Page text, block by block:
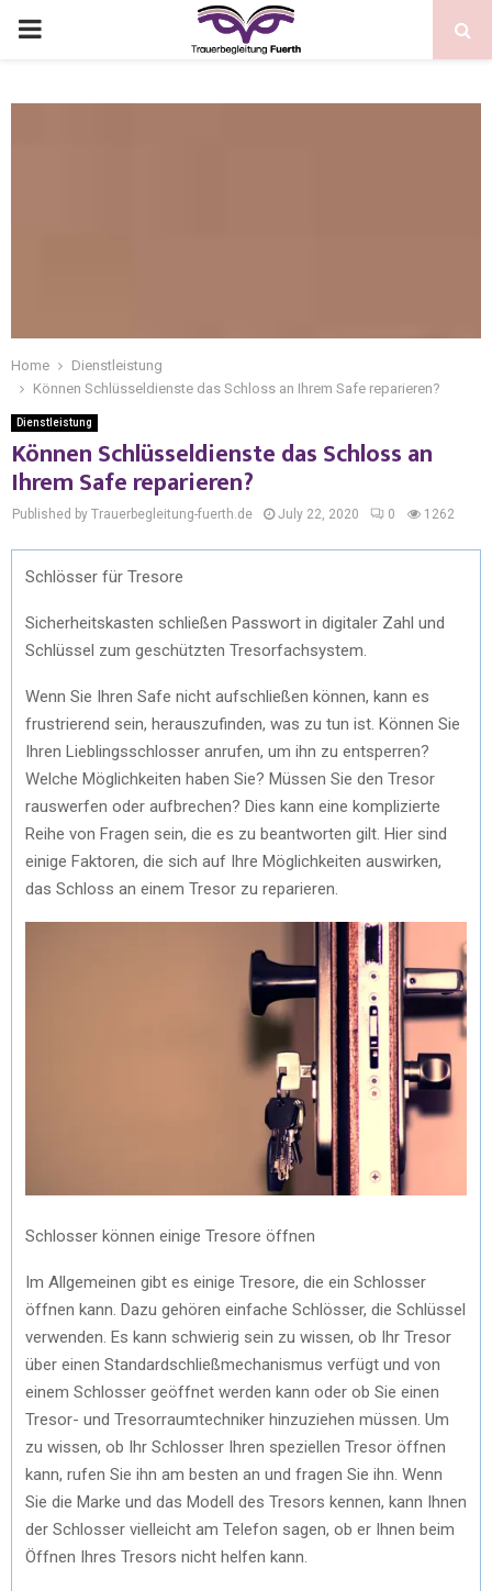
Home
Dienstleistung
Können Schlüsseldienste das Schloss an Ihrem Safe reparieren?
Dienstleistung
Können Schlüsseldienste das Schloss an
Ihrem Safe reparieren?
Published by Trauerbegleitung-fuerth.de July 22, 2020 0 1262
Schlösser für Tresore
Sicherheitskasten schließen Passwort in digitaler Zahl und
Schlüssel zum geschützten Tresorfachsystem.
Wenn Sie Ihren Safe nicht aufschließen können, kann es
frustrierend sein, herauszufinden, was zu tun ist. Können Sie
Ihren Lieblingsschlosser anrufen, um ihn zu entsperren?
Welche Möglichkeiten haben Sie? Müssen Sie den Tresor
rauswerfen oder aufbrechen? Dies kann eine komplizierte
Reihe von Fragen sein, die es zu beantworten gilt. Hier sind
einige Faktoren, die sich auf Ihre Möglichkeiten auswirken,
das Schloss an einem Tresor zu reparieren.
Schlosser können einige Tresore öffnen
Im Allgemeinen gibt es einige Tresore, die ein Schlosser
öffnen kann. Dazu gehören einfache Schlösser, die Schlüssel
verwenden. Es kann schwierig sein zu wissen, ob Ihr Tresor
über einen Standardschließmechanismus verfügt und von
einem Schlosser geöffnet werden kann oder ob Sie einen
Tresor- und Tresorraumtechniker hinzuziehen müssen. Um
zu wissen, ob Ihr Schlosser Ihren speziellen Tresor öffnen
kann, rufen Sie ihn am besten an und fragen Sie ihn. Wenn
Sie die Marke und das Modell des Tresors kennen, kann Ihnen
der Schlosser vielleicht am Telefon sagen, ob er Ihnen beim
Öffnen Ihres Tresors nicht helfen kann.